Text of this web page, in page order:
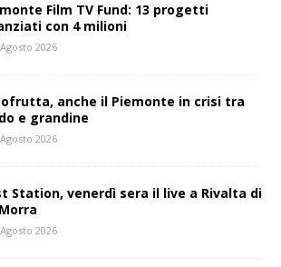
Film TV Fund: 13 progetti
con 4 milioni
2026
anche il Piemonte in crisi tra
e grandine
2026
Station, venerdì sera il live a Rivalta di
2026